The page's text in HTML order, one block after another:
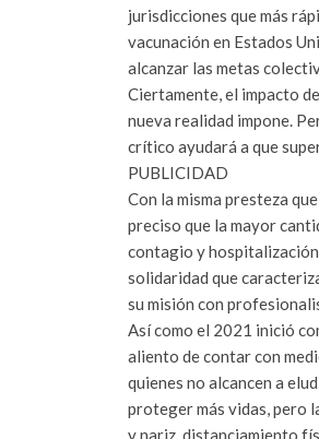
jurisdicciones que más
vacunación en Estados
alcanzar las metas
Ciertamente, el impacto
nueva realidad impone.
crítico ayudará a que
PUBLICIDAD
Con la misma presteza
preciso que la mayor
contagio y
solidaridad que
su misión con
Así como el 2021 inició
aliento de contar con
quienes no alcancen a
proteger más vidas, pero
y nariz, distanciamiento